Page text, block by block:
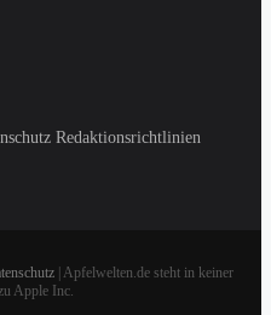
Redaktionsrichtlinien
| Apfelwelten.de steht in keiner
Apple Inc.